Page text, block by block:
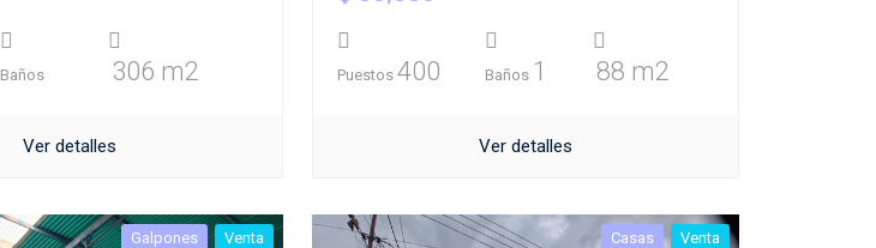
Baños 306 m2
Ver detalles
Puestos 400 Baños 1 88 m2
Ver detalles
Galpones Venta Casas Venta